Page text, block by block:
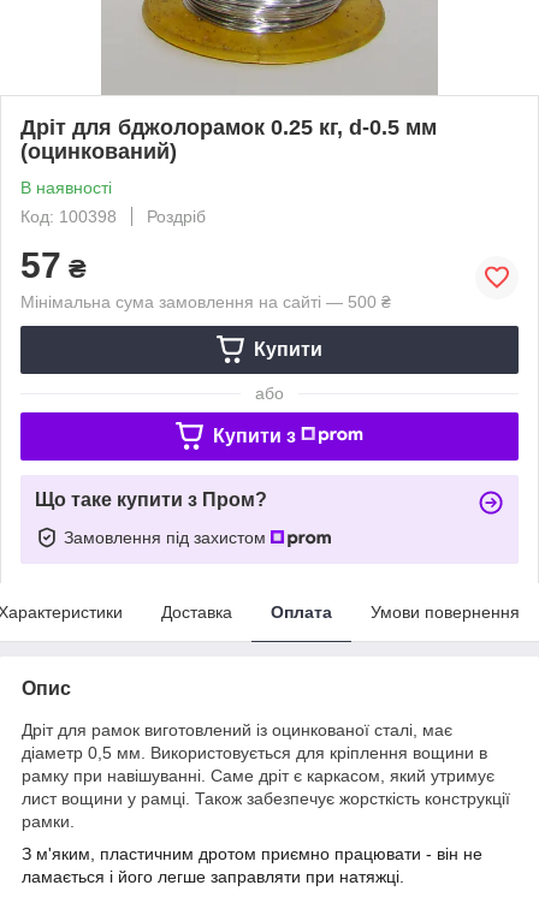
Дріт для бджолорамок 0.25 кг, d-0.5 мм
(оцинкований)
В наявності
Код: 100398
Роздріб
57 ₴
Мінімальна сума замовлення на сайті — 500 ₴
Купити
або
Купити з
Що таке купити з Пром?
Замовлення під захистом
Доставка Оплата Умови повернення
Опис
Дріт для рамок виготовлений із оцинкованої сталі, має
діаметр 0,5 мм. Використовується для кріплення вощини в
рамку при навішуванні. Саме дріт є каркасом, який утримує
лист вощини у рамці. Також забезпечує жорсткість конструкції
рамки.
З м'яким, пластичним дротом приємно працювати - він не
ламається і його легше заправляти при натяжці.